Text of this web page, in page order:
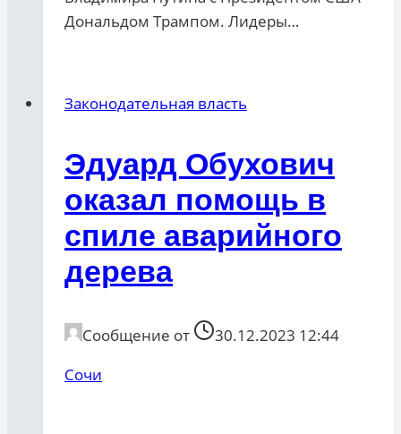
Дональдом Трампом. Лидеры…
Законодательная власть
Эдуард Обухович
оказал помощь в
спиле аварийного
дерева
Сообщение от
30.12.2023 12:44
Сочи